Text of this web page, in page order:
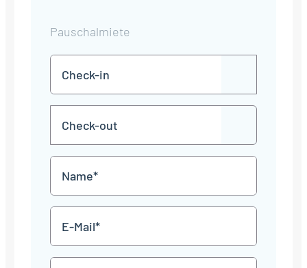
Pauschalmiete
in
TT
Punkt
MM
JJJJ
TT
Punkt
MM
JJJJ
Mail
*